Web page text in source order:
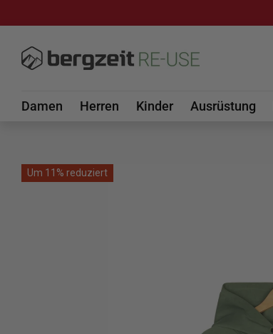
Damen Herren Kinder Ausrüstung
Um 11% reduziert